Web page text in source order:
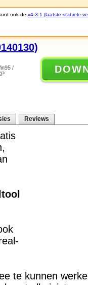
ook de v4.3.1 (laatste stabiele
/
Reviews
te kunnen